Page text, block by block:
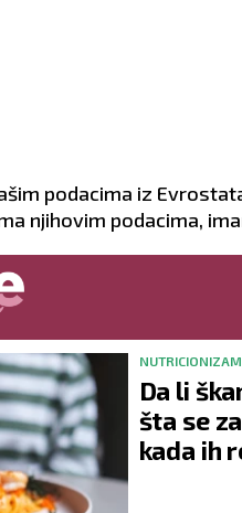
podacima iz
njihovim podacima,
NUTRICIONIZAM
Da li
šta se
kada ih